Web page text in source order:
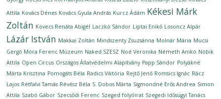
Attila Kovács Dénes Kovács Gyula András Kurcz Ádám Kékesi Márk
Zoltán Kövecs Renáta Abigél Laczkó Sándor Liptai Enikő Losoncz Alpár
Lázár István Makkai Zoltán Mindszenty Zsuzsánna Molnár Mária Mucsi
Gergő Móra Ferenc Múzeum Naked SZESZ Noé Veronika Németh Anikó Nóbik
Attila Open Circus Országos Állatvédelmi Alapítvány Papp Sándor Polyákné
Márta Krisztina Pomogáts Béla Radics Viktória Rejtő Jenő Romsics Ignác Rácz
Lajos Rétfalvi Tamás Révész Béla S. Dobos Márta Sigmondné Erős Andrea Simon
Attila Szabó Gábor Szecsődi Ferenc Szeged folyóirat Szegedi Idősügyi Tanács